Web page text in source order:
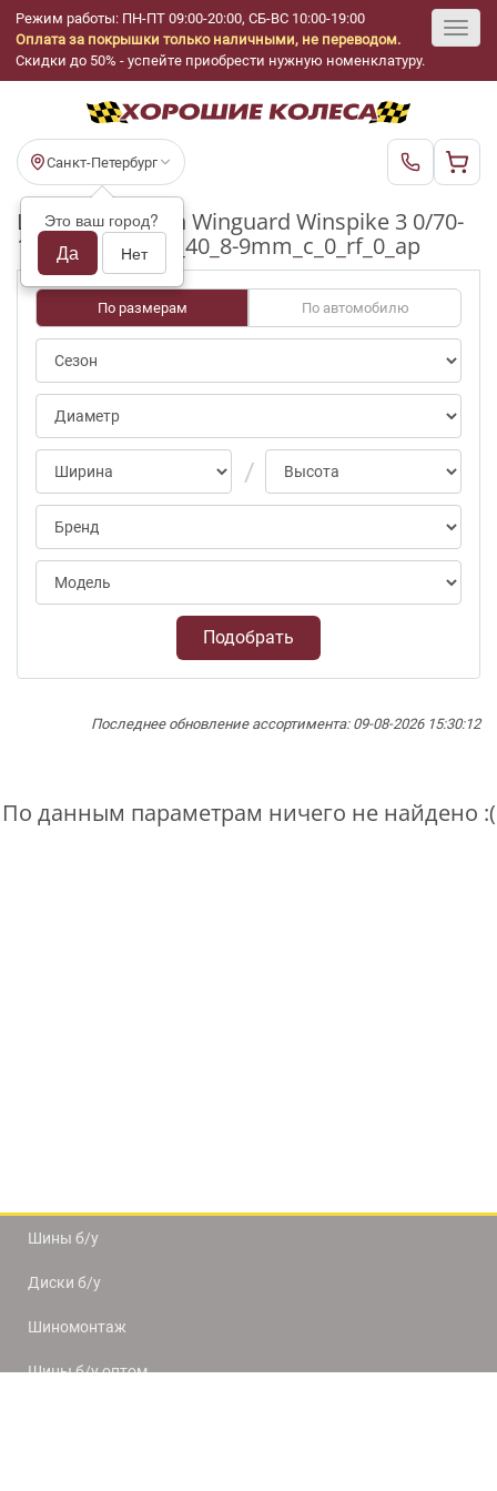
Режим работы: ПН-ПТ 09:00-20:00, СБ-ВС 10:00-19:00
Оплата за покрышки только наличными, не переводом.
Скидки до 50% - успейте приобрести нужную номенклатуру.
Санкт-Петербург
Это ваш город?
Да Нет
Шины бу Nexen Winguard Winspike 3 0/70-
100pct R18_225_40_8-9mm_c_0_rf_0_ap
По размерам По автомобилю
Подобрать
Последнее обновление ассортимента: 09-08-2026 15:30:12
По данным параметрам ничего не найдено :(
Шины б/у
Диски б/у
Шиномонтаж
Шины б/у оптом